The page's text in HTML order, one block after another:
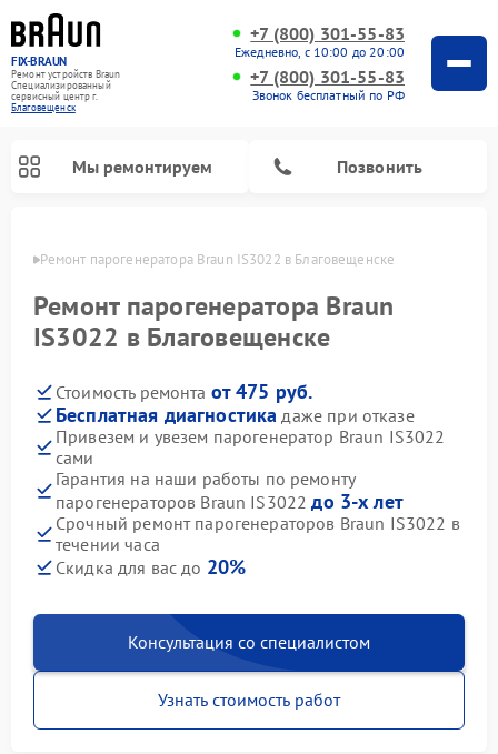
FIX-BRAUN
Ремонт устройств Braun
Специализированный
cервисный центр г.
Благовещенск
+7 (800) 301-55-83
Ежедневно, с 10:00 до 20:00
+7 (800) 301-55-83
Звонок бесплатный по РФ
Мы ремонтируем Позвонить
Ремонт парогенератора Braun IS3022 в Благовещенске
Ремонт парогенератора Braun
IS3022 в Благовещенске
Стоимость ремонта от 475 руб.
Бесплатная диагностика даже при отказе
Привезем и увезем парогенератор Braun IS3022
сами
Гарантия на наши работы по ремонту
парогенераторов Braun IS3022до 3-х лет
Срочный ремонт парогенераторов Braun IS3022 в
течении часа
Скидка для вас до 20%
Консультация со специалистом
Узнать стоимость работ